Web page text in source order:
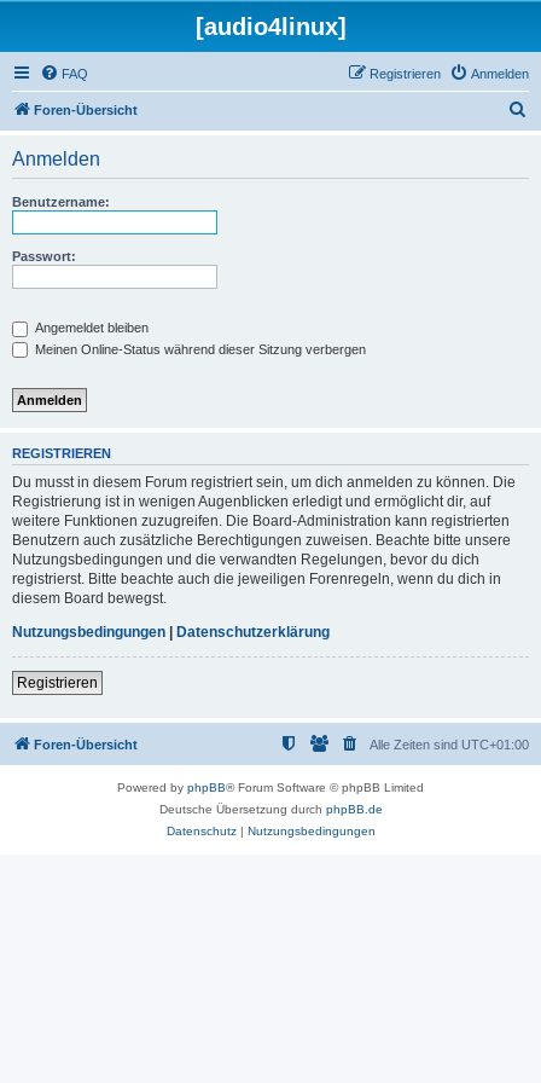
[audio4linux]
FAQ Anmelden
Registrieren
Foren-Übersicht
Anmelden
Benutzername:
Passwort:
Angemeldet bleiben
Meinen Online-Status während dieser Sitzung verbergen
REGISTRIEREN
Du musst in diesem Forum registriert sein, um dich anmelden zu können. Die
Registrierung ist in wenigen Augenblicken erledigt und ermöglicht dir, auf
weitere Funktionen zuzugreifen. Die Board-Administration kann registrierten
Benutzern auch zusätzliche Berechtigungen zuweisen. Beachte bitte unsere
Nutzungsbedingungen und die verwandten Regelungen, bevor du dich
registrierst. Bitte beachte auch die jeweiligen Forenregeln, wenn du dich in
diesem Board bewegst.
Nutzungsbedingungen | Datenschutzerklärung
Registrieren
Foren-Übersicht Alle Zeiten sind UTC+01:00
Powered by phpBB® Forum Software © phpBB Limited
Deutsche Übersetzung durch phpBB.de
Datenschutz| Nutzungsbedingungen